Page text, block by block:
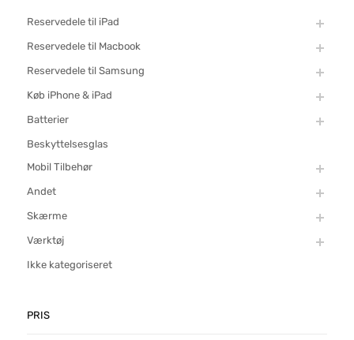
Reservedele til iPad
Reservedele til Macbook
Reservedele til Samsung
Køb iPhone & iPad
Batterier
Beskyttelsesglas
Mobil Tilbehør
Andet
Skærme
Værktøj
Ikke kategoriseret
PRIS